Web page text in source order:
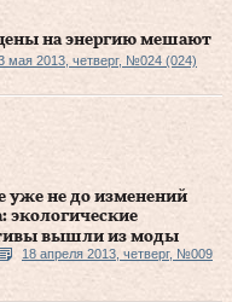
на энергию мешают
мая 2013, четверг, №024 (024)
уже не до изменений
экологические
вышли из моды
18 апреля 2013, четверг, №009